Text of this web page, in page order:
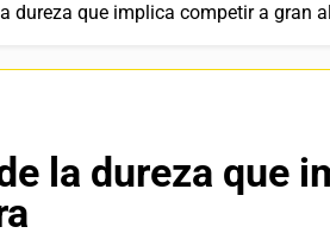
dureza que implica competir a gran
la dureza que